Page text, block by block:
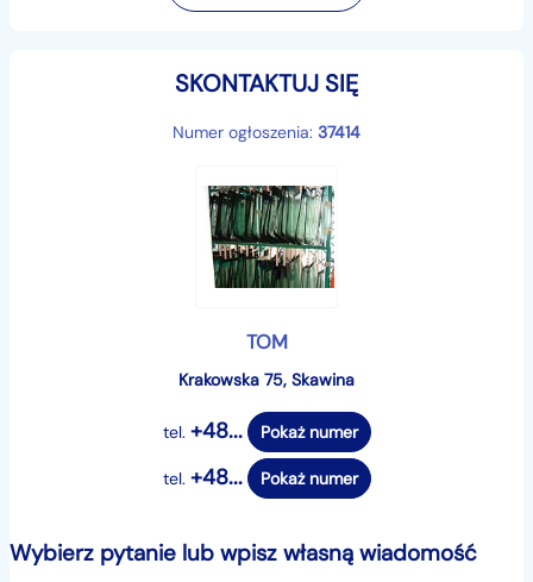
SKONTAKTUJ SIĘ
Numer ogłoszenia: 37414
TOM
Krakowska 75, Skawina
tel. +48... Pokaż numer
tel. +48... Pokaż numer
Wybierz pytanie lub wpisz własną wiadomość